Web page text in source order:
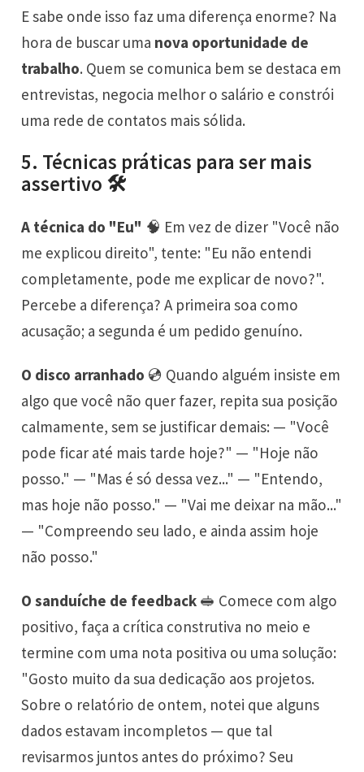
E sabe onde isso faz uma diferença enorme? Na
hora de buscar uma nova oportunidade de
trabalho. Quem se comunica bem se destaca em
entrevistas, negocia melhor o salário e constrói
uma rede de contatos mais sólida.
5. Técnicas práticas para ser mais
assertivo 🛠️
A técnica do "Eu" 🧠 Em vez de dizer "Você não
me explicou direito", tente: "Eu não entendi
completamente, pode me explicar de novo?".
Percebe a diferença? A primeira soa como
acusação; a segunda é um pedido genuíno.
O disco arranhado 💿 Quando alguém insiste em
algo que você não quer fazer, repita sua posição
calmamente, sem se justificar demais: — "Você
pode ficar até mais tarde hoje?" — "Hoje não
posso." — "Mas é só dessa vez..." — "Entendo,
mas hoje não posso." — "Vai me deixar na mão..."
— "Compreendo seu lado, e ainda assim hoje
não posso."
O sanduíche de feedback 🥪 Comece com algo
positivo, faça a crítica construtiva no meio e
termine com uma nota positiva ou uma solução:
"Gosto muito da sua dedicação aos projetos.
Sobre o relatório de ontem, notei que alguns
dados estavam incompletos — que tal
revisarmos juntos antes do próximo? Seu